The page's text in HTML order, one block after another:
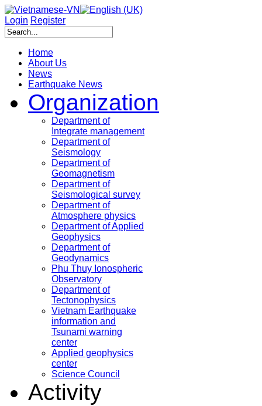
Login Register
Home
About Us
News
Earthquake News
Organization
Department of
Integrate management
Department of
Seismology
Department of
Geomagnetism
Department of
Seismological survey
Department of
Atmosphere physics
Department of Applied
Geophysics
Department of
Geodynamics
Phu Thuy Ionospheric
Observatory
Department of
Tectonophysics
Vietnam Earthquake
information and
Tsunami warning
center
Applied geophysics
center
Science Council
Activity